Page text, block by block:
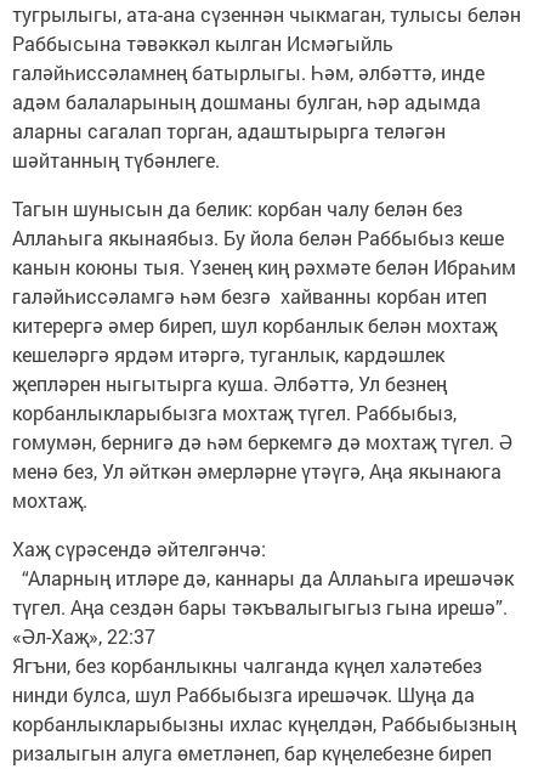
тугрылыгы, ата-ана сүзеннән чыкмаган, тулысы белән
Раббысына тәвәккәл кылган Исмәгыйль
галәйһиссәламнең батырлыгы. Һәм, әлбәттә, инде
адәм балаларының дошманы булган, һәр адымда
аларны сагалап торган, адаштырырга теләгән
шәйтанның түбәнлеге.
Тагын шунысын да белик: корбан чалу белән без
Аллаһыга якынаябыз. Бу йола белән Раббыбыз кеше
канын коюны тыя. Үзенең киң рәхмәте белән Ибраһим
галәйһиссәламгә һәм безгә хайванны корбан итеп
китерергә әмер биреп, шул корбанлык белән мохтаҗ
кешеләргә ярдәм итәргә, туганлык, кардәшлек
җепләрен ныгытырга куша. Әлбәттә, Ул безнең
корбанлыкларыбызга мохтаҗ түгел. Раббыбыз,
гомумән, бернигә дә һәм беркемгә дә мохтаҗ түгел. Ә
менә без, Ул әйткән әмерләрне үтәүгә, Аңа якынаюга
мохтаҗ.
Хаҗ сүрәсендә әйтелгәнчә:
“Аларның итләре дә, каннары да Аллаһыга ирешәчәк
түгел. Аңа сездән бары тәкъвалыгыгыз гына ирешә”.
«Әл-Хаҗ», 22:37
Ягъни, без корбанлыкны чалганда күңел халәтебез
нинди булса, шул Раббыбызга ирешәчәк. Шуңа да
корбанлыкларыбызны ихлас күңелдән, Раббыбызның
ризалыгын алуга өметләнеп, бар күңелебезне биреп